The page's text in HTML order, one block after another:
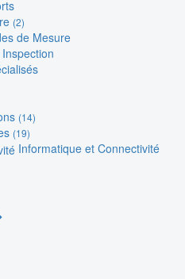
(2)
de Mesure
(14)
(19)
Informatique et Connectivité